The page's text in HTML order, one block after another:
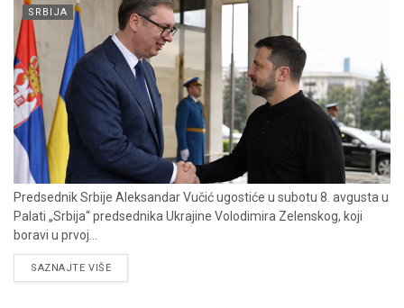
SRBIJA
Predsednik Srbije Aleksandar Vučić ugostiće u subotu 8. avgusta u
Palati „Srbija“ predsednika Ukrajine Volodimira Zelenskog, koji
boravi u prvoj...
SAZNAJTE VIŠEDETAILS